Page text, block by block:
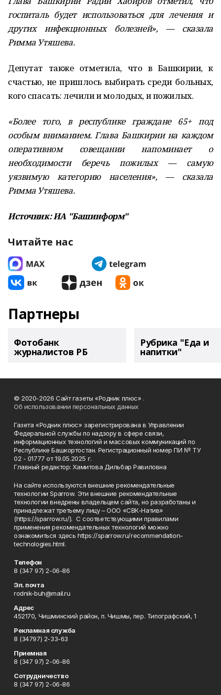
госпиталь будет использоваться для лечения и
других инфекционных болезней», — сказала
Римма Утяшева.
Депутат также отметила, что в Башкирии, к
счастью, не пришлось выбирать среди больных,
кого спасать: лечили и молодых, и пожилых.
«Более того, в республике граждане 65+ под
особым вниманием. Глава Башкирии на каждом
оперативном совещании напоминает о
необходимости беречь пожилых — самую
уязвимую категорию населения», — сказала
Римма Утяшева.
Источник: ИА "Башинформ"
Читайте нас
Партнеры
Фотобанк
журналистов РБ
Рубрика "Еда и
напитки"
© 2020-2026 Сайт газеты «Родник плюс» .
Об использовании персональных данных
Газета «Родник плюс» зарегистрирована в Управлении
Федеральной службы по надзору в сфере связи,
информационных технологий и массовых коммуникаций по
Республике Башкортостан. Регистрационный номер ПИ № ТУ
02 - 01777 от 19.05.2025 г.
Главный редактор: Хамитова Дильбар Равиловна
На сайте используются внешние рекомендательные
технологии Sparrow. Эти внешние рекомендательные
технологии внедрены владельцем сайта, но разработаны и
принадлежат третьему лицу – ООО «СВК-Натив»
(https://sparrow.ru/). С соответствующими правилами
применения рекомендательных технологий можно
ознакомиться здесь https://sparrow.ru/recommendation-
technologies.html.
Телефон
8 (347 97) 2-06-86
Эл. почта
rodnik-buh@mail.ru
Адрес
452170, Чишминский район, п. Чишмы, пер. Типографский, 1
Рекламная служба
8 (34797) 2-33-63
Приемная
8 (347 97) 2-06-86
Сотрудничество
8 (347 97) 2-06-86